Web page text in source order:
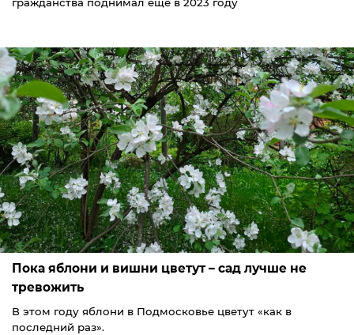
Пока яблони и вишни цветут – сад лучше не
тревожить
В этом году яблони в Подмосковье цветут «как в
последний раз».